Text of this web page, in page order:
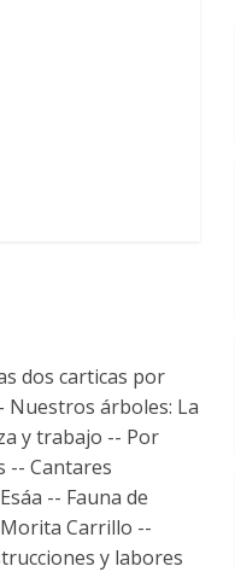
dos carticas por
Nuestros árboles: La
y trabajo -- Por
-- Cantares
-- Fauna de
Carrillo --
y labores